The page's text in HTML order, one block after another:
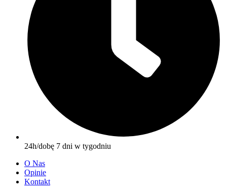
24h/dobę 7 dni w tygodniu
O Nas
Opinie
Kontakt